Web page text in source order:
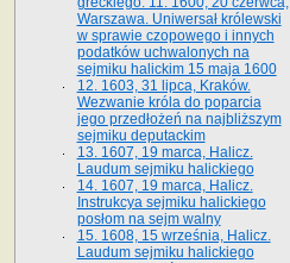
Warszawa. Uniwersał królewski
w sprawie czopowego i innych
podatków uchwalonych na
sejmiku halickim 15 maja 1600
12. 1603, 31 lipca, Kraków.
Wezwanie króla do poparcia
jego przedłożeń na najbliższym
sejmiku deputackim
13. 1607, 19 marca, Halicz.
Laudum sejmiku halickiego
14. 1607, 19 marca, Halicz.
Instrukcya sejmiku halickiego
posłom na sejm walny
15. 1608, 15 września, Halicz.
Laudum sejmiku halickiego